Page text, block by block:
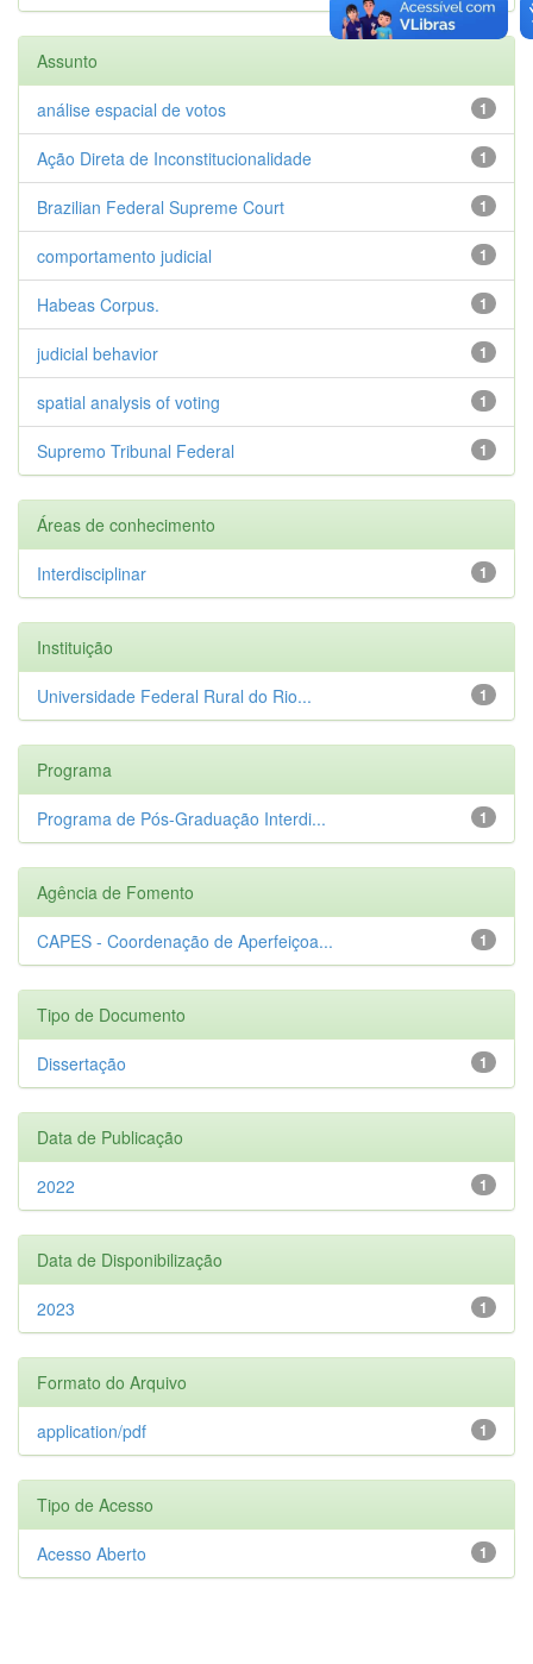
Assunto
1
análise espacial de votos
1
Ação Direta de Inconstitucionalidade
1
Brazilian Federal Supreme Court
1
comportamento judicial
1
Habeas Corpus.
1
judicial behavior
1
spatial analysis of voting
1
Supremo Tribunal Federal
Áreas de conhecimento
1
Interdisciplinar
Instituição
1
Universidade Federal Rural do Rio...
Programa
1
Programa de Pós-Graduação Interdi...
Agência de Fomento
1
CAPES - Coordenação de Aperfeiçoa...
Tipo de Documento
1
Dissertação
Data de Publicação
1
2022
Data de Disponibilização
1
2023
Formato do Arquivo
1
application/pdf
Tipo de Acesso
1
Acesso Aberto